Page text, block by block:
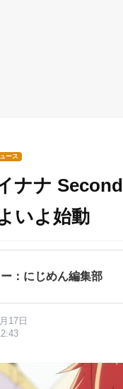
ース
イナナ
いよ始動
：にじめん編集部
17日